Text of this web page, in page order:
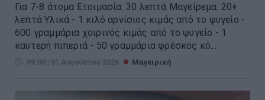
Για 7-8 άτομα Ετοιμασία: 30 λεπτά Μαγείρεμα: 20+
λεπτά Υλικά - 1 κιλό αρνίσιος κιμάς από το ψυγείο -
600 γραμμάρια χοιρινός κιμάς από το ψυγείο - 1
καυτερή πιπεριά - 50 γραμμάρια φρέσκος κό...
09:00 | 01 Αυγούστου 2026 Μαγειρική